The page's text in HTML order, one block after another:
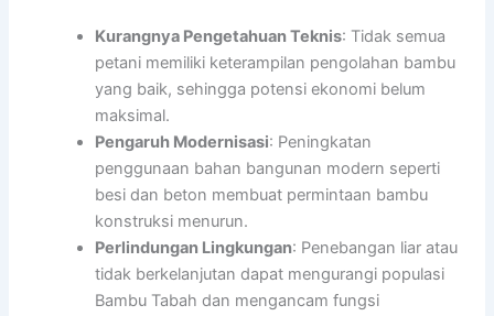
Kurangnya Pengetahuan Teknis: Tidak semua
petani memiliki keterampilan pengolahan bambu
yang baik, sehingga potensi ekonomi belum
maksimal.
Pengaruh Modernisasi: Peningkatan
penggunaan bahan bangunan modern seperti
besi dan beton membuat permintaan bambu
konstruksi menurun.
Perlindungan Lingkungan: Penebangan liar atau
tidak berkelanjutan dapat mengurangi populasi
Bambu Tabah dan mengancam fungsi